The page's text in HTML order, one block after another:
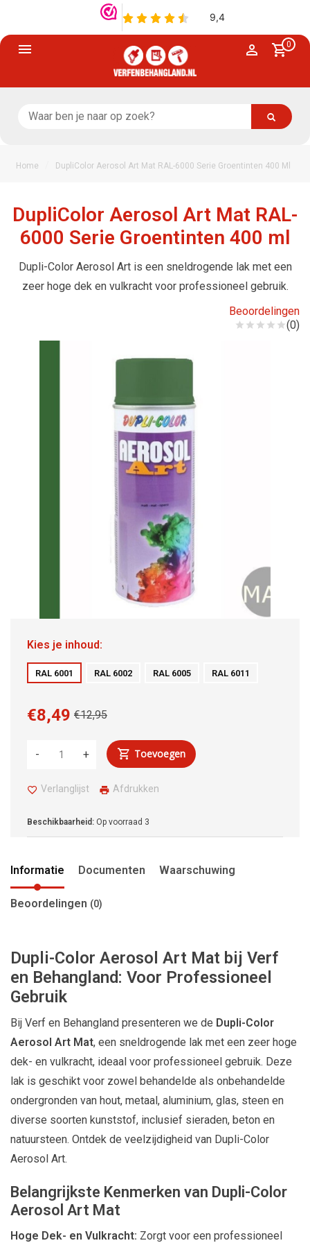
0
Home DupliColor Aerosol Art Mat RAL-6000 Serie Groentinten 400 Ml
DupliColor Aerosol Art Mat RAL-
6000 Serie Groentinten 400 ml
Dupli-Color Aerosol Art is een sneldrogende lak met een
zeer hoge dek en vulkracht voor professioneel gebruik.
Beoordelingen
(0)
Kies je inhoud:
RAL 6001 RAL 6002 RAL 6005 RAL 6011
€12,95
€8,49
+
- Toevoegen
Verlanglijst Afdrukken
Beschikbaarheid: Op voorraad 3
Informatie Documenten Waarschuwing
Beoordelingen (0)
Dupli-Color Aerosol Art Mat bij Verf
en Behangland: Voor Professioneel
Gebruik
Bij Verf en Behangland presenteren we de Dupli-Color
Aerosol Art Mat, een sneldrogende lak met een zeer hoge
dek- en vulkracht, ideaal voor professioneel gebruik. Deze
lak is geschikt voor zowel behandelde als onbehandelde
ondergronden van hout, metaal, aluminium, glas, steen en
diverse soorten kunststof, inclusief sieraden, beton en
natuursteen. Ontdek de veelzijdigheid van Dupli-Color
Aerosol Art.
Belangrijkste Kenmerken van Dupli-Color
Aerosol Art Mat
Hoge Dek- en Vulkracht: Zorgt voor een professioneel